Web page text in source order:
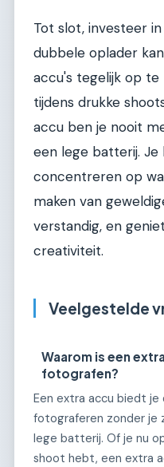
Tot slot, investeer
dubbele oplader
accu's tegelijk op
tijdens drukke
accu ben je nooit
een lege batterij. Je
concentreren op
maken van
verstandig, en
creativiteit.
Veelgestelde
Waarom is een
fotografen?
Een extra accu biedt
fotograferen zonder je
lege batterij. Of je nu
shoot hebt, een extra